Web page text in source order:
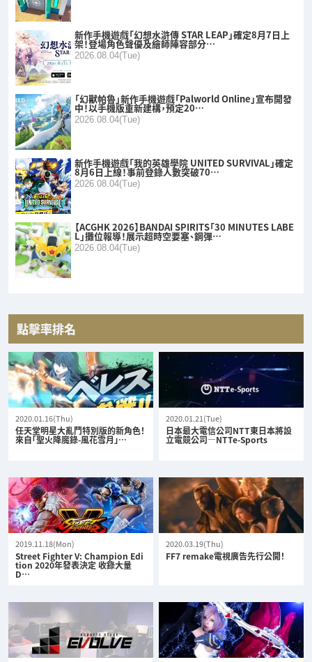
新作手機遊戲「幻想水滸傳 STAR LEAP」確定8月7日上
架！登場角色聲優及繪師陣容部分…
2026.08.04(Tue)
「幻獸帕魯」新作手機遊戲「Palworld Online」宣布開發
中！以手機版重新建構，預定20…
2026.08.04(Tue)
新作手機遊戲「我的英雄學院 UNITED SURVIVAL」確定
8月6日上線！事前登錄人數突破70…
2026.08.04(Tue)
【ACGHK 2026】BANDAI SPIRITS「30 MINUTES LABE
L」攤位報導！展示超時空要塞、鋼彈…
2026.08.04(Tue)
點擊率排名
2020.01.16(Thu)
任天堂明星大亂鬥特別版的新角色！
來自「聖火降魔錄-風花雪月」…
2020.01.21(Tue)
日本最大電信公司NTT東日本將設
立電競公司—NTTe-Sports
2019.11.18(Mon)
Street Fighter V: Champion Edi
tion 2020年發表決定 收錄大量
D…
2020.03.19(Thu)
FF7 remake電視廣告先行公開！